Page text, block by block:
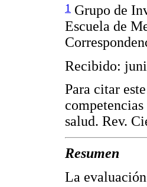
1 Grupo de
Escuela de
Recibido:
Para citar
salud. Rev.
Resumen
La